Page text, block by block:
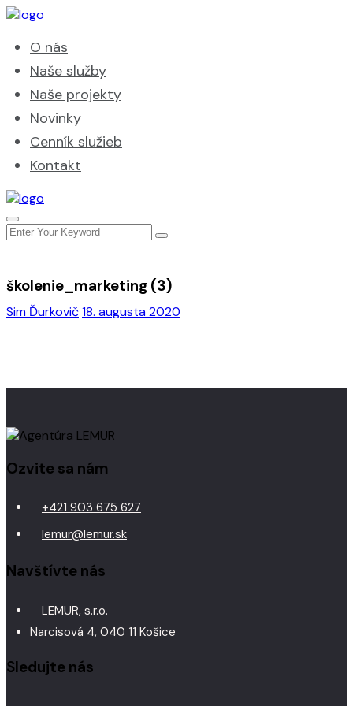
O nás
Naše služby
Naše projekty
Novinky
Cenník služieb
Kontakt
Sim Ďurkovič18. augusta 2020
školenie_marketing (3)
Ozvite sa nám
+421 903 675 627
lemur@lemur.sk
Navštívte nás
LEMUR, s.r.o.
Narcisová 4, 040 11 Košice
Sledujte nás